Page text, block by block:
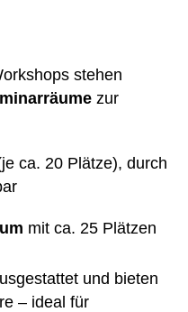
stehen
zur
ca. 20 Plätze), durch
mit ca. 25 Plätzen
und bieten
– ideal für